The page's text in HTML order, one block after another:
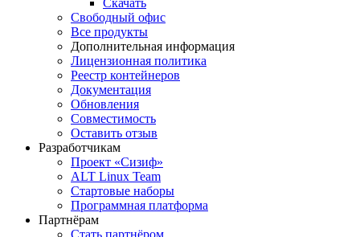
Скачать
Свободный офис
Все продукты
Дополнительная информация
Лицензионная политика
Реестр контейнеров
Документация
Обновления
Совместимость
Оставить отзыв
Разработчикам
Проект «Сизиф»
ALT Linux Team
Стартовые наборы
Программная платформа
Партнёрам